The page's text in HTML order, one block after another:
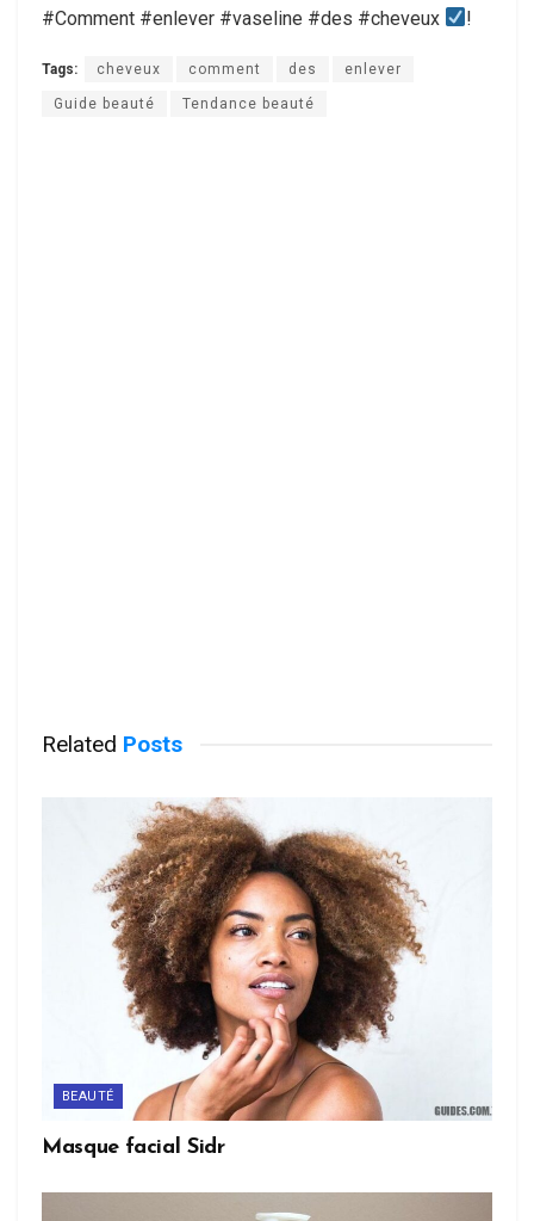
#Comment #enlever #vaseline #des #cheveux
!
Tags: cheveux comment des enlever
Guide beauté Tendance beauté
Related Posts
BEAUTÉ
Masque facial Sidr